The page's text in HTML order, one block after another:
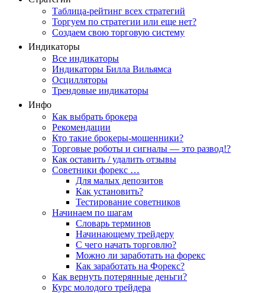
Таблица-рейтинг всех стратегий
Торгуем по стратегии или еще нет?
Создаем свою торговую систему
Индикаторы
Все индикаторы
Индикаторы Билла Вильямса
Осцилляторы
Трендовые индикаторы
Инфо
Как выбрать брокера
Рекомендации
Кто такие брокеры-мошенники?
Торговые роботы и сигналы — это развод!?
Как оставить / удалить отзывы
Советники форекс …
Для малых депозитов
Как установить?
Тестирование советников
Начинаем по шагам
Словарь терминов
Начинающему трейдеру
С чего начать торговлю?
Можно ли заработать на форекс
Как заработать на Форекс?
Как вернуть потерянные деньги?
Курс молодого трейдера